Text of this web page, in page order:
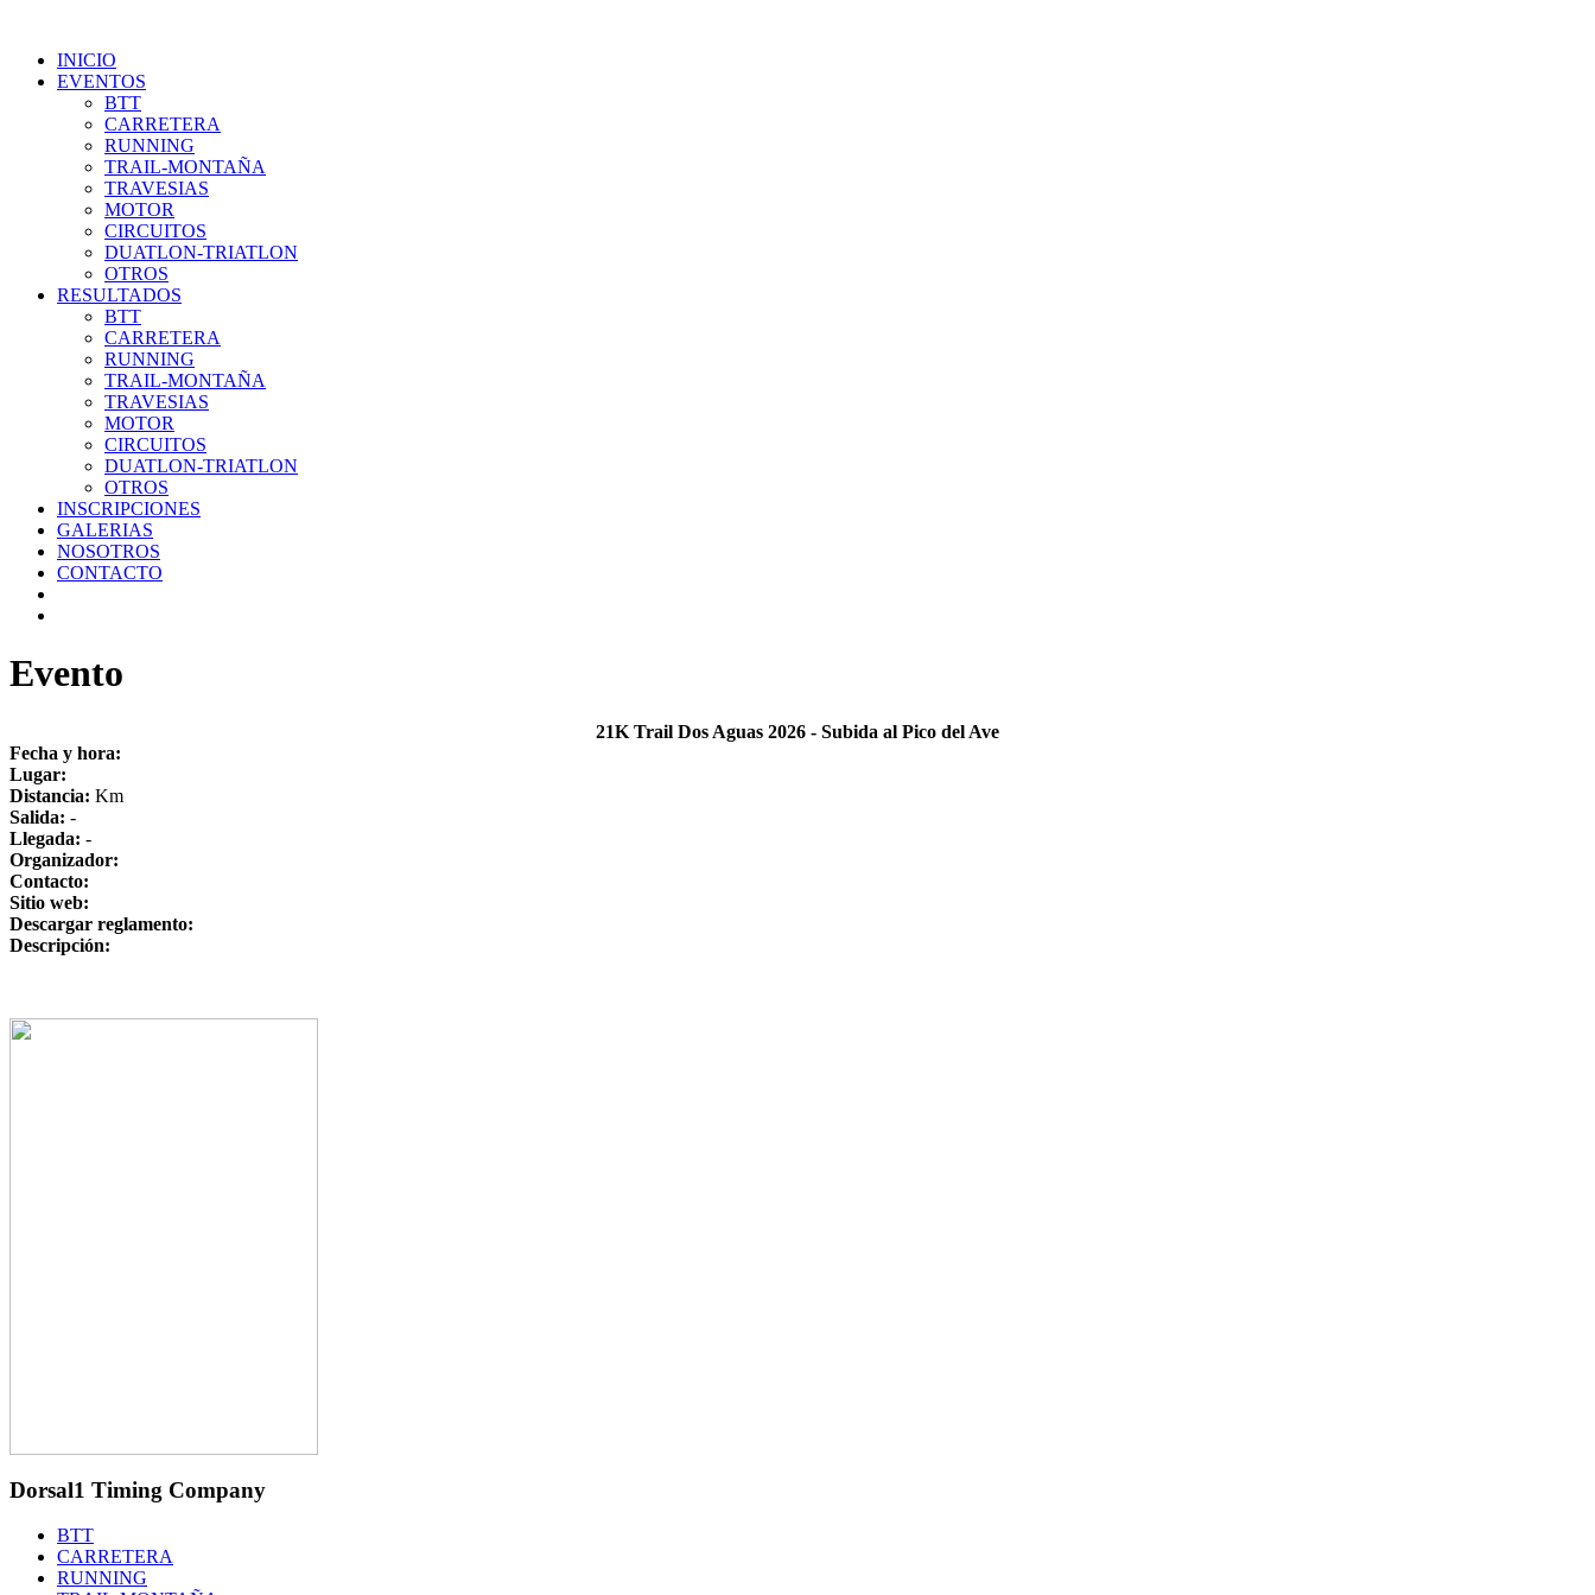
INICIO
EVENTOS
BTT
CARRETERA
RUNNING
TRAIL-MONTAÑA
TRAVESIAS
MOTOR
CIRCUITOS
DUATLON-TRIATLON
OTROS
RESULTADOS
BTT
CARRETERA
RUNNING
TRAIL-MONTAÑA
TRAVESIAS
MOTOR
CIRCUITOS
DUATLON-TRIATLON
OTROS
INSCRIPCIONES
GALERIAS
NOSOTROS
CONTACTO
Evento
21K Trail Dos Aguas 2026 - Subida al Pico del Ave
Fecha y hora:
Lugar:
Distancia: Km
Salida: -
Llegada: -
Organizador:
Contacto:
Sitio web:
Descargar reglamento:
Descripción:
Dorsal1 Timing Company
BTT
CARRETERA
RUNNING